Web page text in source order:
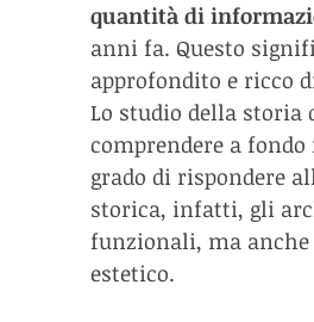
quantità di
anni fa. Questo
approfondito e ricco
Lo studio della storia
comprendere a
grado di rispondere
storica, infatti, gli
funzionali, ma anche
estetico.